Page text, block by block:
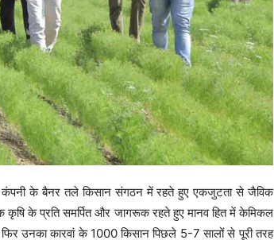
के बैनर तले किसान संगठन में रहते हुए एकजुटता से जैविक
के प्रति समर्पित और जागरूक रहते हुए मानव हित में केमिकल
उनका कारवां के 1000 किसान पिछले 5-7 सालों से पूरी तरह